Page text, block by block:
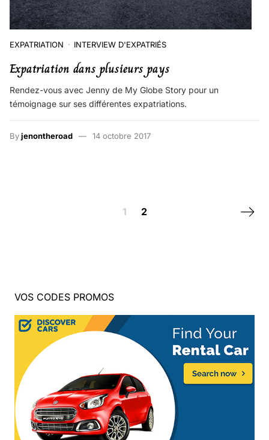
EXPATRIATION INTERVIEW D'EXPATRIÉS
Expatriation dans plusieurs pays
Rendez-vous avec Jenny de My Globe Story pour un
témoignage sur ses différentes expatriations.
Byjenontheroad 14 octobre 2017
1 2 Next
VOS CODES PROMOS